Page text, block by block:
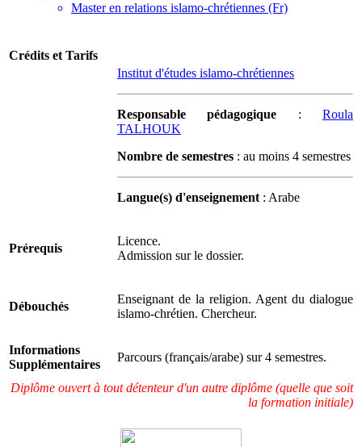
Master en relations islamo-chrétiennes (Fr)
Crédits et Tarifs
Institut d'études islamo-chrétiennes
Responsable pédagogique :Roula
TALHOUK
Nombre de semestres : au moins 4 semestres
Langue(s) d'enseignement: Arabe
Prérequis
Licence.
Admission sur le dossier.
Débouchés
Enseignant de la religion. Agent du dialogue
islamo-chrétien. Chercheur.
Informations
Supplémentaires
Parcours (français/arabe) sur 4 semestres.
Diplôme ouvert à tout détenteur d'un autre diplôme (quelle que soit
la formation initiale)